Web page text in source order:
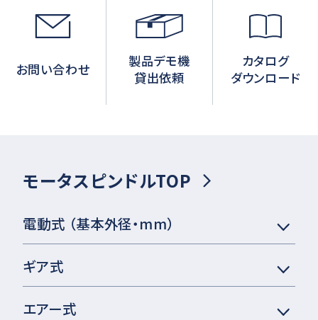
お問い合わせ
製品デモ機
貸出依頼
カタログ
ダウンロード
モータスピンドルTOP
電動式 （基本外径・mm）
ギア式
エアー式